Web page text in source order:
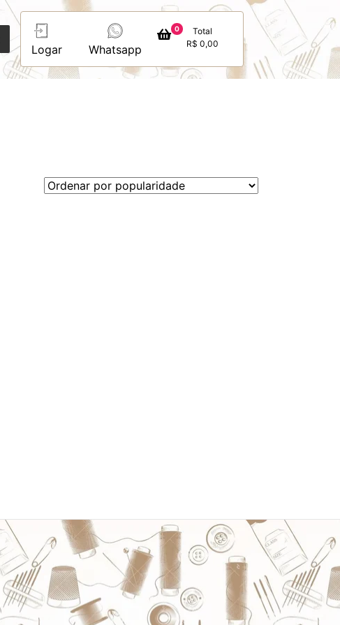
Logar Whatsapp
0
Total
R$ 0,00